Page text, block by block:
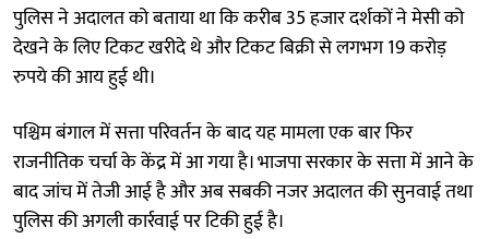
पुलिस ने अदालत को बताया था कि करीब 35 हजार दर्शकों ने मेसी को
देखने के लिए टिकट खरीदे थे और टिकट बिक्री से लगभग 19 करोड़
रुपये की आय हुई थी।
पश्चिम बंगाल में सत्ता परिवर्तन के बाद यह मामला एक बार फिर
राजनीतिक चर्चा के केंद्र में आ गया है। भाजपा सरकार के सत्ता में आने के
बाद जांच में तेजी आई है और अब सबकी नजर अदालत की सुनवाई तथा
पुलिस की अगली कार्रवाई पर टिकी हुई है।